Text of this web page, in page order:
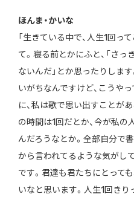
ほんま・かいな
「生きている中で、人生1回っ
て。寝る前とかにふと、「さ
ないんだ」とか思ったりしま
いがちなんですけど、こうや
に、私は歌で思い出すことが
の時間は1回だとか、今が私
んだろうなとか。全部自分で
から言われてるような気がし
です。君達も君たちにとって
いなと思います。人生1回き